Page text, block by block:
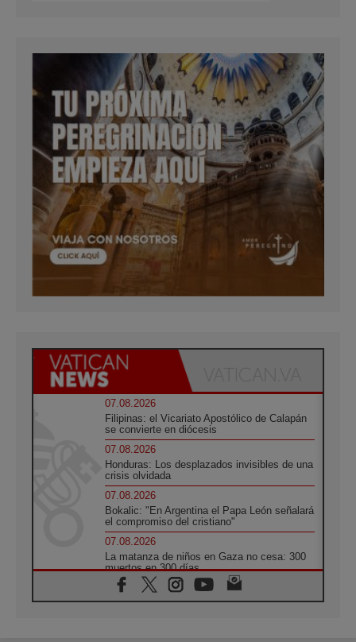
07.08.2026
Filipinas: el Vicariato Apostólico de Calapán
se convierte en diócesis
07.08.2026
Honduras: Los desplazados invisibles de una
crisis olvidada
07.08.2026
Bokalic: "En Argentina el Papa León señalará
el compromiso del cristiano"
07.08.2026
La matanza de niños en Gaza no cesa: 300
muertos en 300 días
07.08.2026
Tagle: La guerra desfigura el mundo, solo la